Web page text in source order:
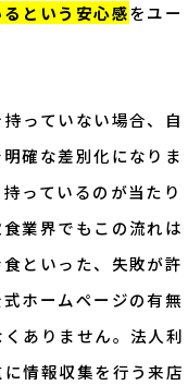
という安心感をユー
っていない場合、自
確な差別化になりま
っているのが当たり
業界でもこの流れは
といった、失敗が許
ホームページの有無
ありません。法人利
情報収集を行う来店